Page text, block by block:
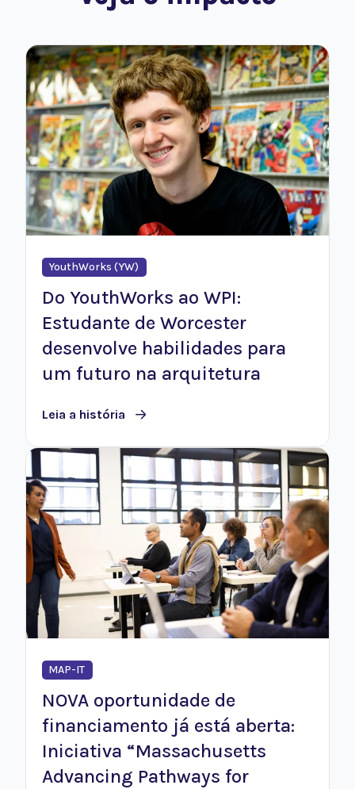
YouthWorks (YW)
Do YouthWorks ao WPI:
Estudante de Worcester
desenvolve habilidades para
um futuro na arquitetura
Leia a história
MAP-IT
NOVA oportunidade de
financiamento já está aberta:
Iniciativa “Massachusetts
Advancing Pathways for